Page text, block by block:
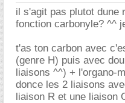
il s'agit pas plutot dune
fonction carbonyle? ^^
t'as ton carbon avec
(genre H) puis avec
liaisons ^^) + l'organo-
donce les 2 liaisons
liaison R et une liaison